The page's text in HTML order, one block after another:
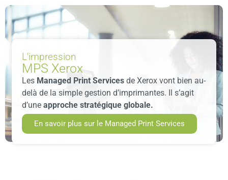
L'impression
MPS Xerox
Les Managed Print Services de Xerox vont bien au-
delà de la simple gestion d’imprimantes. Il s’agit
d’uneapproche stratégique globale.
En savoir plus sur le Managed Print Services